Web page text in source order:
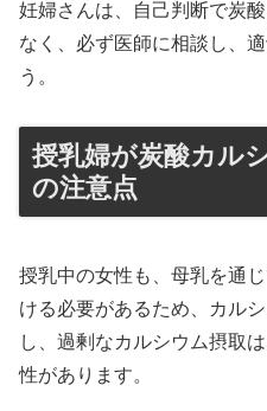
妊婦さんは、自己判断で炭
なく、必ず医師に相談し、
う。
授乳婦が炭酸カル
の注意点
授乳中の女性も、母乳を通
ける必要があるため、カル
し、過剰なカルシウム摂取
性があります。